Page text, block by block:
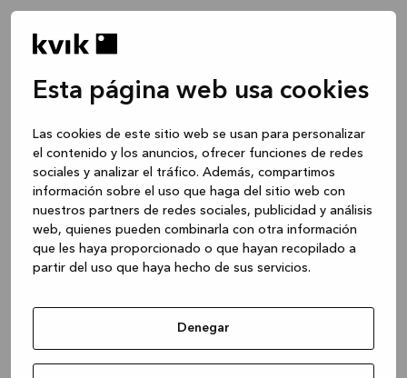
Esta página web usa cookies
Las cookies de este sitio web se usan para personalizar
el contenido y los anuncios, ofrecer funciones de redes
sociales y analizar el tráfico. Además, compartimos
información sobre el uso que haga del sitio web con
nuestros partners de redes sociales, publicidad y análisis
web, quienes pueden combinarla con otra información
que les haya proporcionado o que hayan recopilado a
partir del uso que haya hecho de sus servicios.
Denegar